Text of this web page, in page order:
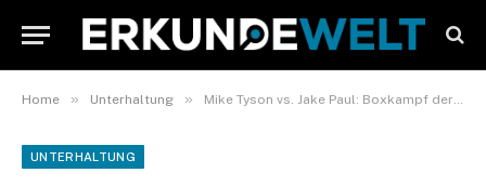
Home » Unterhaltung » Mike Tyson vs. Jake Paul: Boxkampf der Generationen – Alle Infos
UNTERHALTUNG